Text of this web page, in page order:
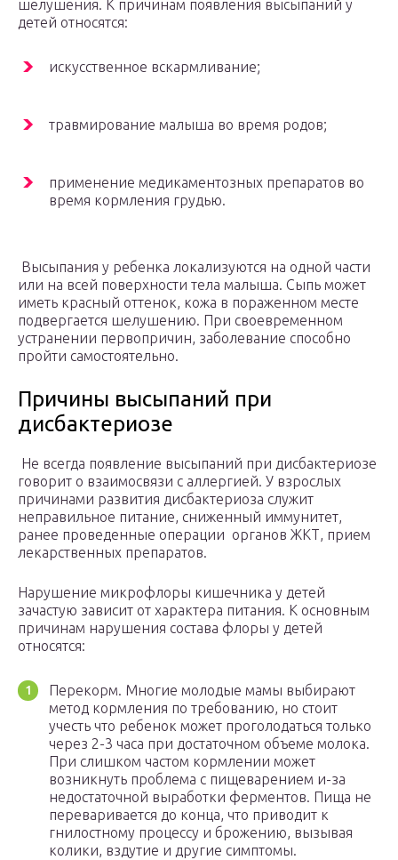
шелушения. К причинам появления высыпаний у
детей относятся:
искусственное вскармливание;
травмирование малыша во время родов;
применение медикаментозных препаратов во
время кормления грудью.
Высыпания у ребенка локализуются на одной части
или на всей поверхности тела малыша. Сыпь может
иметь красный оттенок, кожа в пораженном месте
подвергается шелушению. При своевременном
устранении первопричин, заболевание способно
пройти самостоятельно.
Причины высыпаний при
дисбактериозе
Не всегда появление высыпаний при дисбактериозе
говорит о взаимосвязи с аллергией. У взрослых
причинами развития дисбактериоза служит
неправильное питание, сниженный иммунитет,
ранее проведенные операции органов ЖКТ, прием
лекарственных препаратов.
Нарушение микрофлоры кишечника у детей
зачастую зависит от характера питания. К основным
причинам нарушения состава флоры у детей
относятся:
Перекорм. Многие молодые мамы выбирают
метод кормления по требованию, но стоит
учесть что ребенок может проголодаться только
через 2-3 часа при достаточном объеме молока.
При слишком частом кормлении может
возникнуть проблема с пищеварением и-за
недостаточной выработки ферментов. Пища не
переваривается до конца, что приводит к
гнилостному процессу и брожению, вызывая
колики, вздутие и другие симптомы.